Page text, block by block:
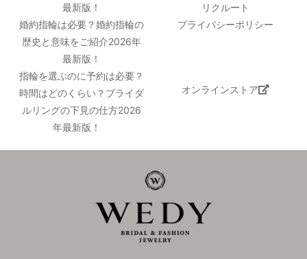
最新版！
婚約指輪は必要？婚約指輪の
歴史と意味をご紹介2026年
最新版！
指輪を選ぶのに予約は必要？
時間はどのくらい？ブライダ
ルリングの下見の仕方2026
年最新版！
リクルート
プライバシーポリシー
オンラインストア